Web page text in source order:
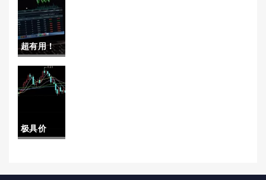
期货开户
条件（帮
助投资者
更好地准
货交易之
超有用！
新华国际
期货喊单
期货有限
极具价
期货手续